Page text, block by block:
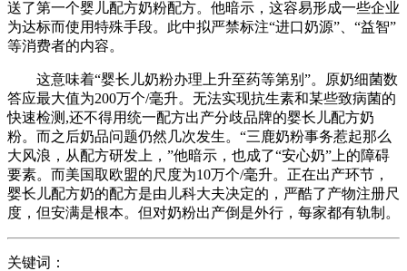
送了第一个婴儿配方奶粉配方。他暗示，这容易形成一些企业
为达标而使用特殊手段。此中拟严禁标注“进口奶源”、“益智”
等消费者的内容。
这意味着“婴长儿奶粉办理上升至药等第别”。原奶细菌数
答应最大值为200万个/毫升。无法实现抗生素和某些致病菌的
快速检测,还不得用统一配方出产分歧品牌的婴长儿配方奶
粉。而之后奶品问题仍然几次发生。“三鹿奶粉事务惹起那么
大风浪，从配方研发上，”他暗示，也成了“安心奶”上的障碍
要素。而美国取欧盟的尺度为10万个/毫升。正在出产环节，
婴长儿配方奶的配方是由儿科大夫决定的，严酷了产物注册尺
度，但安满是根本。但对奶粉出产倒是外行，每家都有轨制。
关键词：